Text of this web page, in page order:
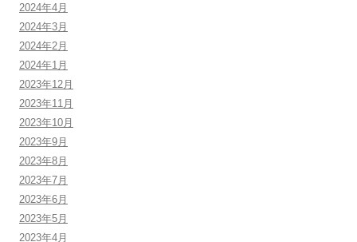
2024年4月
2024年3月
2024年2月
2024年1月
2023年12月
2023年11月
2023年10月
2023年9月
2023年8月
2023年7月
2023年6月
2023年5月
2023年4月